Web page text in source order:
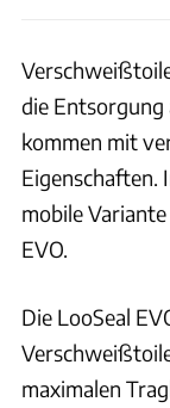
die Entsorgung
kommen mit
Eigenschaften.
mobile
EVO.
Die LooSeal
maximalen